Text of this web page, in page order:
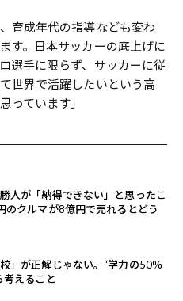
育成年代の指導なども変わ
す。日本サッカーの底上げに
選手に限らず、サッカーに従
世界で活躍したいという高
っています」
人が「納得できない」と思ったこ
のクルマが8億円で売れるとどう
」が正解じゃない。“学力の50％
考えること